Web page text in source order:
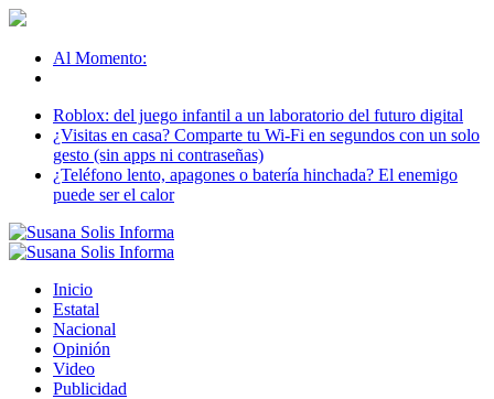
Al Momento:
Roblox: del juego infantil a un laboratorio del futuro digital
¿Visitas en casa? Comparte tu Wi-Fi en segundos con un solo
gesto (sin apps ni contraseñas)
¿Teléfono lento, apagones o batería hinchada? El enemigo
puede ser el calor
Inicio
Estatal
Nacional
Opinión
Video
Publicidad